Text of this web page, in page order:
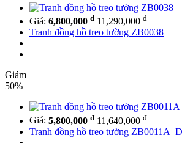
Giá: 6,800,000 đ 11,290,000 đ
Tranh đồng hồ treo tường ZB0038
Giảm
50%
Giá: 5,800,000 đ 11,640,000 đ
Tranh đồng hồ treo tường